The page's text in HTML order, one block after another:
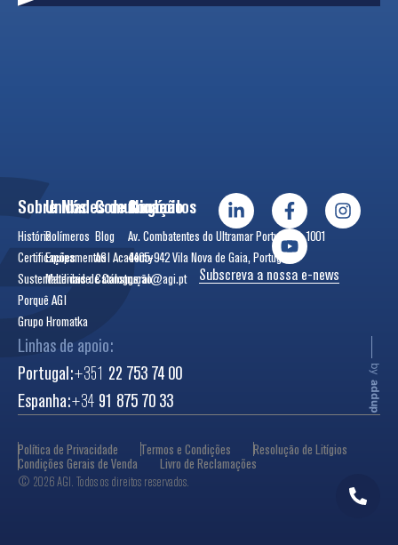
Sobre Nós
História
Certificações
Sustentabilidade
Porquê AGI
Grupo Hromatka
Unidades de Negócio
Polímeros
Equipamentos
Materiais de Construção
Comunicação
Blog
AGI Academy
Catálogos
Contactos
Av. Combatentes do Ultramar Português, 1001
4405-942 Vila Nova de Gaia, Portugal
geral@agi.pt
Subscreva a nossa e-news
Linhas de apoio:
Portugal:+351 22 753 74 00
Espanha:+34 91 875 70 33
by
addup
© 2026 AGI. Todos os direitos reservados.
Política de Privacidade Termos e Condições
Resolução de Litígios
Condições Gerais de Venda
Livro de Reclamações